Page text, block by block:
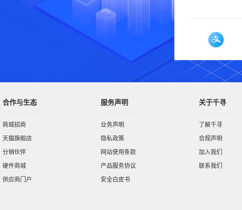
合作与生态
商城招商
天猫旗舰店
分销伙伴
硬件商城
供应商门户
服务声明
业务声明
隐私政策
网站使用条款
产品服务协议
安全白皮书
关于千寻
了解千寻
合规声明
加入我们
联系我们